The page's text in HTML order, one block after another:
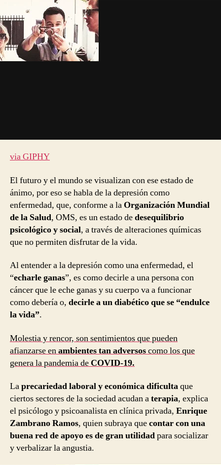
via GIPHY
El futuro y el mundo se visualizan con ese estado de
ánimo, por eso se habla de la depresión como
enfermedad, que, conforme a la Organización Mundial
de la Salud, OMS, es un estado dedesequilibrio
psicológico y social, a través de alteraciones químicas
que no permiten disfrutar de la vida.
Al entender a la depresión como una enfermedad, el
“echarle ganas”, es como decirle a una persona con
cáncer que le eche ganas y su cuerpo va a funcionar
como debería o, decirle a un diabético que se “endulce
la vida”.
Molestia y rencor, son sentimientos que pueden
afianzarse enambientes tan adversoscomo los que
genera la pandemia de COVID-19.
Laprecariedad laboral y económica dificultaque
ciertos sectores de la sociedad acudan aterapia, explica
el psicólogo y psicoanalista en clínica privada, Enrique
Zambrano Ramos, quien subraya quecontar con una
buena red de apoyo es de gran utilidadpara socializar
y verbalizar la angustia.